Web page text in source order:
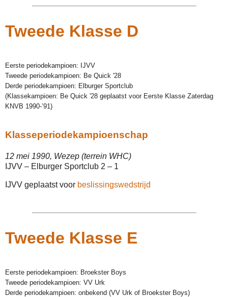
Tweede Klasse D
Eerste periodekampioen: IJVV
Tweede periodekampioen: Be Quick '28
Derde periodekampioen: Elburger Sportclub
(Klassekampioen: Be Quick '28 geplaatst voor Eerste Klasse Zaterdag
KNVB 1990-’91)
Klasseperiodekampioenschap
12 mei 1990, Wezep (terrein WHC)
IJVV – Elburger Sportclub 2 – 1
IJVV geplaatst voor beslissingswedstrijd
Tweede Klasse E
Eerste periodekampioen: Broekster Boys
Tweede periodekampioen: VV Urk
Derde periodekampioen: onbekend (VV Urk of Broekster Boys)